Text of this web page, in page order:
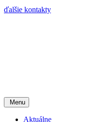
ďalšie kontakty
Menu
Aktuálne